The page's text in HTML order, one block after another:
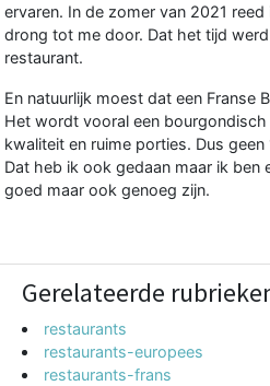
ervaren. In de zomer van 2021
drong tot me door. Dat het tijd
restaurant.
En natuurlijk moest dat een Franse
Het wordt vooral een
kwaliteit en ruime porties. Dus
Dat heb ik ook gedaan maar ik ben
goed maar ook genoeg zijn.
Gerelateerde
restaurants
restaurants-europees
restaurants-frans